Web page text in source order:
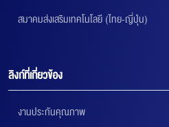
สมาคมส่งเสริมเทคโนโลยี (ไทย-ญี่ปุ่น)
ลิงก์ที่เกี่ยวข้อง
งานประกันคุณภาพ